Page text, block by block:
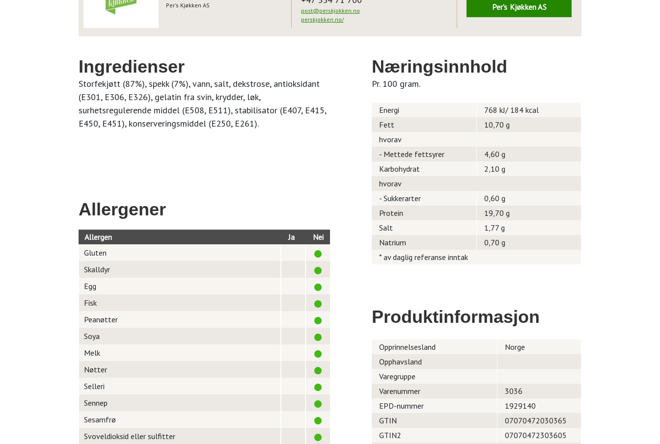
Per's Kjøkken AS
post@perskjokken.no
perskjokken.no/
Per's Kjøkken AS
Ingredienser
Storfekjøtt (87%), spekk (7%), vann, salt, dekstrose, antioksidant
(E301, E306, E326), gelatin fra svin, krydder, løk,
surhetsregulerende middel (E508, E511), stabilisator (E407, E415,
E450, E451), konserveringsmiddel (E250, E261).
Allergener
Allergen Ja
Nei
Gluten
Skalldyr
Egg
Fisk
Peanøtter
Soya
Melk
Nøtter
Selleri
Sennep
Sesamfrø
Svoveldioksid eller sulfitter
Næringsinnhold
Pr. 100 gram.
Energi
768 kJ/ 184 kcal
Fett
10,70 g
hvorav
- Mettede fettsyrer
4,60 g
Karbohydrat
2,10 g
hvorav
- Sukkerarter
0,60 g
Protein
19,70 g
Salt
1,77 g
Natrium
0,70 g
* av daglig referanse inntak
Produktinformasjon
Opprinnelsesland
Norge
Opphavsland
Varegruppe
Varenummer
3036
EPD-nummer
1929140
GTIN
07070472030365
GTIN2
07070472303605